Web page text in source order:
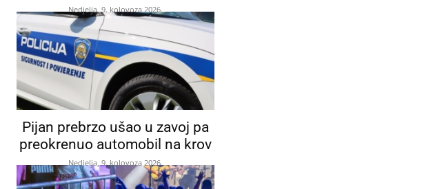
Nedjelja, 9. kolovoza 2026.
Pijan prebrzo ušao u zavoj pa
preokrenuo automobil na krov
Nedjelja, 9. kolovoza 2026.